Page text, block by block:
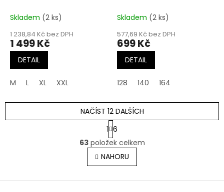
Skladem (2 ks)
1 238,84 Kč bez DPH
1 499 Kč
DETAIL
M L XL XXL
Skladem (2 ks)
577,69 Kč bez DPH
699 Kč
DETAIL
128 140 164
O
v
l
á
NAČÍST 12 DALŠÍCH
S
t
r
á
n
k
v
1 6
63položek celkem
NAHORU
Z